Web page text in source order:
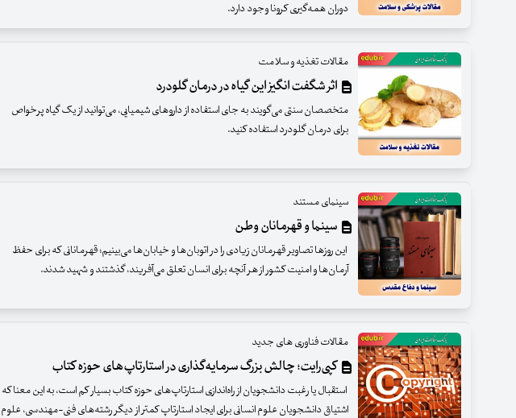
دوران همه‌گیری کرونا وجود دارد.
مقالات تغذیه و سلامت
اثر شگفت انگیز این گیاه در درمان گلودرد
متخصصان سنتی می‌گویند به جای استفاده از داروهای شیمیایی، می‌توانید از یک گیاه پرخواص
برای درمان گلودرد استفاده کنید.
سینمای مستند
سینما و قهرمانان وطن
این روزها تصاویر قهرمانان زیادی را در اتوبان‌ها و خیابان‌ها می‌بینیم؛ قهرمانانی که برای حفظ
آرمان‌ها و امنیت کشور از هر آنچه برای انسان تعلق می‌آفریند، گذشتند و شهید شدند.
مقالات فناوری های جدید
کپی‌رایت؛ چالش بزرگ سرمایه‌گذاری در استارتاپ‌های حوزه کتاب
استقبال یا رغبت دانشجویان از راه‌اندازی استارتاپ‌های حوزه کتاب بسیار کم است، به این معنا که
اشتیاق دانشجویان علوم انسانی برای ایجاد استارتاپ‌ کمتر از دیگر رشته‌های فنی-مهندسی، علوم